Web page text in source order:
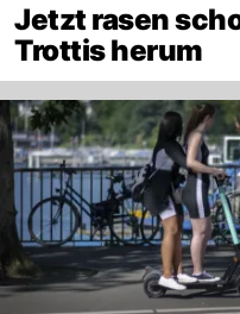
Jetzt rasen
Trottis herum